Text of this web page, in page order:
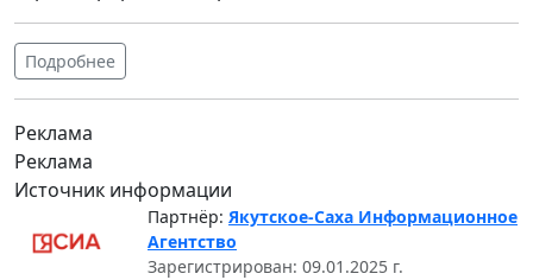
Подробнее
Реклама
Реклама
Источник информации
Партнёр: Якутское-Саха Информационное
Агентство
Зарегистрирован: 09.01.2025 г.